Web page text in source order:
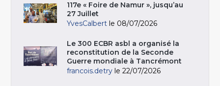
117e « Foire de Namur », jusqu’au
27 Juillet
YvesCalbert le 08/07/2026
Le 300 ECBR asbl a organisé la
reconstitution de la Seconde
Guerre mondiale à Tancrémont
francois.detry le 22/07/2026